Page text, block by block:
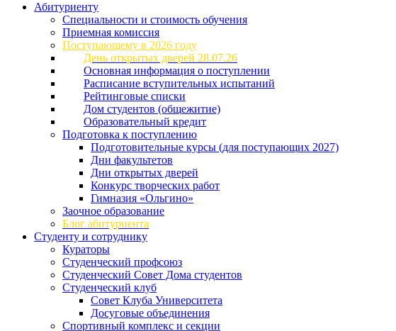
Абитуриенту
Специальности и стоимость обучения
Приемная комиссия
Поступающему в 2026 году
День открытых дверей 28.07.26
Основная информация о поступлении
Расписание вступительных испытаний
Рейтинговые списки
Дом студентов (общежитие)
Образовательный кредит
Подготовка к поступлению
Подготовительные курсы (для поступающих 2027)
Дни факультетов
Дни открытых дверей
Конкурс творческих работ
Гимназия «Ольгино»
Заочное образование
Блог абитуриента
Студенту и сотруднику
Кураторы
Студенческий профсоюз
Студенческий Совет Дома студентов
Студенческий клуб
Совет Клуба Университета
Досуговые объединения
Спортивный комплекс и секции